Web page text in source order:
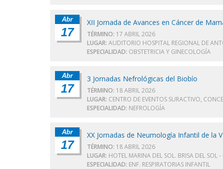
Abr
17
XII Jornada de Avances en Cáncer de
TÉRMINO: 17 ABRIL 2026
LUGAR: AUDITORIO HOSPITAL REGIONAL DE
ESPECIALIDAD: OBSTETRICIA Y GINECOLOGÍA
Abr
17
3 Jornadas Nefrológicas del Biobío
TÉRMINO: 18 ABRIL 2026
LUGAR: CENTRO DE EVENTOS SURACTIVO,
ESPECIALIDAD: NEFROLOGÍA
Abr
17
XX Jornadas de Neumología Infantil de la
TÉRMINO: 18 ABRIL 2026
LUGAR: HOTEL MARINA DEL SOL. BRISA DEL
ESPECIALIDAD: ENF. RESPIRATORIAS INFANTIL